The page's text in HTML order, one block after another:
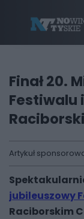
Finał 20.
Festiwalu
Artykuł
jubileuszowy
Raciborskim